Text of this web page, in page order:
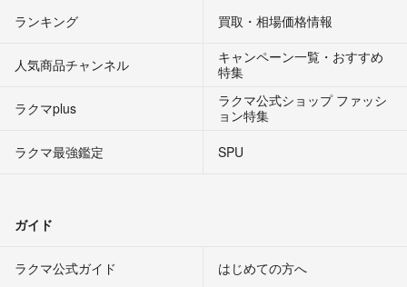
ランキング 買取・相場価格情報
人気商品チャンネル
キャンペーン一覧・おすすめ
特集
ラクマplus
ラクマ公式ショップ ファッシ
ョン特集
ラクマ最強鑑定
SPU
ガイド
ラクマ公式ガイド はじめての方へ